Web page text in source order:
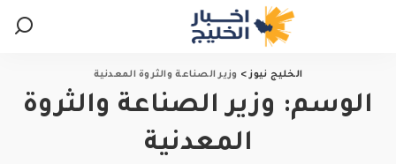
الخليج نيوز> وزير الصناعة والثروة المعدنية
الوسم: وزير الصناعة والثروة
المعدنية